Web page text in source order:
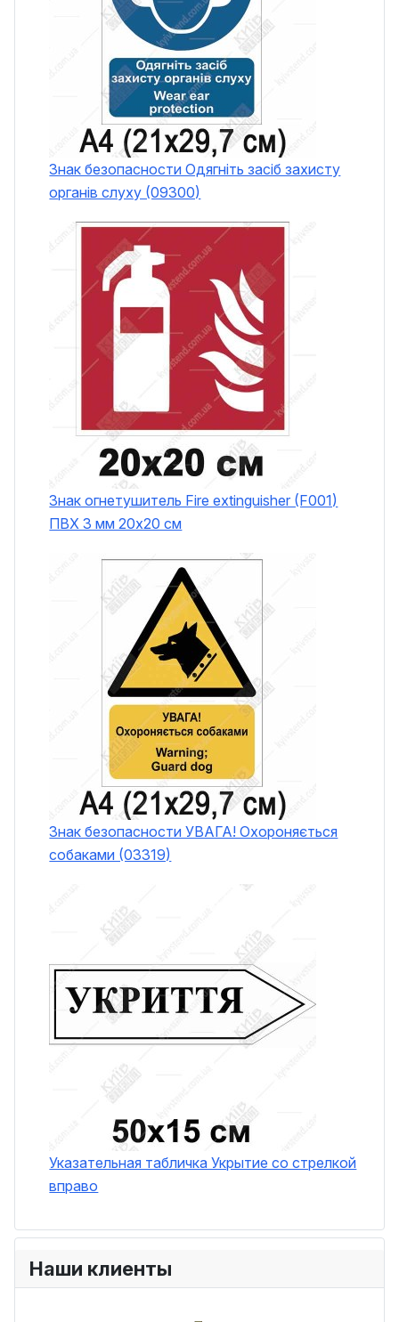
Знак безопасности Одягніть засіб захисту
органів слуху (09300)
Знак огнетушитель Fire extinguisher (F001)
ПВХ 3 мм 20х20 см
Знак безопасности УВАГА! Охороняється
собаками (03319)
Указательная табличка Укрытие со стрелкой
вправо
Наши клиенты